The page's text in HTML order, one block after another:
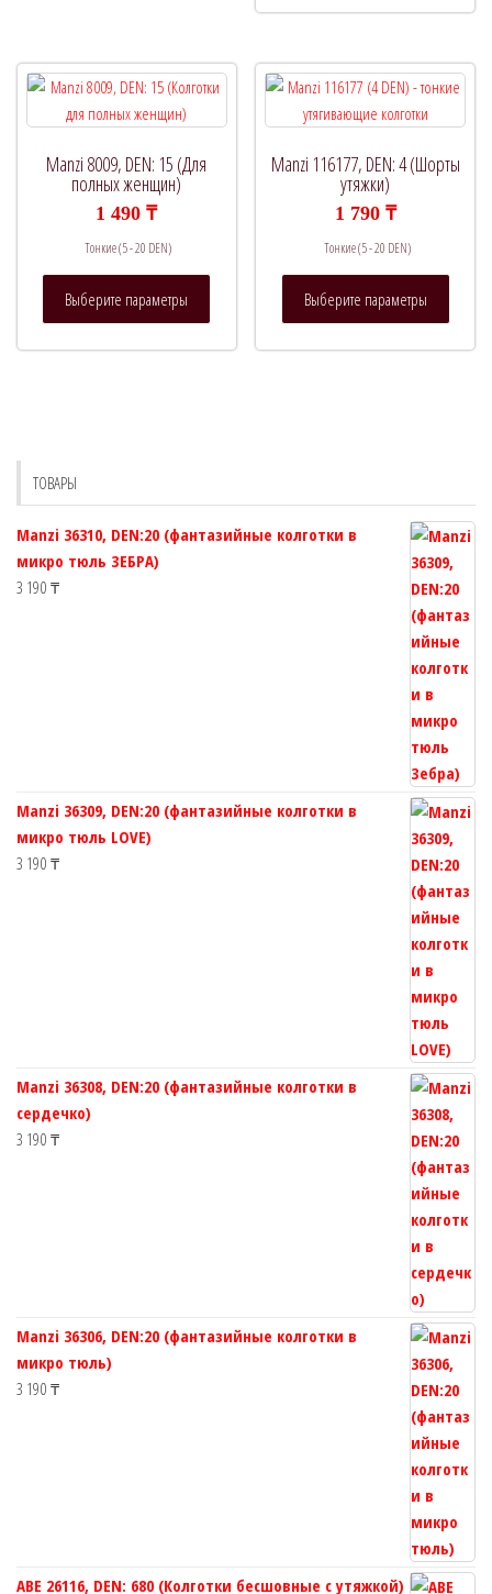
выбрать
странице
Опции
Manzi 8009, DEN: 15 (Для
полных женщин)
1 490₸
Тонкие (5 - 20 DEN)
Выберите параметры
товара.
Manzi 116177, DEN: 4 (Шорты
утяжки)
1 790 ₸
Тонкие (5 - 20 DEN)
Выберите параметры
Этот
товара.
ТОВАРЫ
Manzi 36310, DEN:20 (фантазийные колготки в
микро тюль ЗЕБРА)
3 190 ₸
Manzi 36309, DEN:20 (фантазийные колготки в
микро тюль LOVE)
3 190 ₸
Manzi 36308, DEN:20 (фантазийные колготки в
сердечко)
3 190 ₸
Manzi 36306, DEN:20 (фантазийные колготки в
микро тюль)
3 190 ₸
ABE 26116, DEN: 680 (Колготки бесшовные с утяжкой)